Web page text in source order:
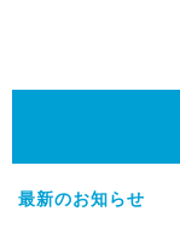
最新のお知らせ